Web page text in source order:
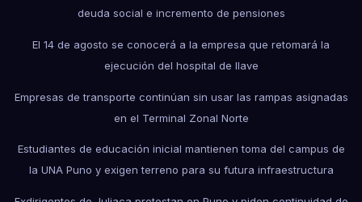
deuda social e incremento de pensiones
El 14 de agosto se conocerá a la empresa que retomará la
ejecución del hospital de Ilave
Empresas de transporte continúan sin usar las rampas asignadas
en el Terminal Zonal Norte
Estudiantes de educación inicial mantienen toma del campus de
la UNA Puno y exigen terreno para su futura infraestructura